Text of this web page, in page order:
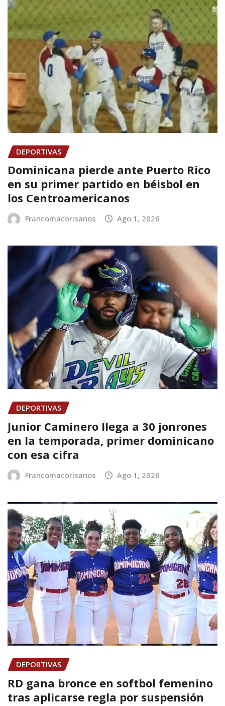
DEPORTIVAS
Dominicana pierde ante Puerto Rico
en su primer partido en béisbol en
los Centroamericanos
Francomacorisanos Ago 1, 2026
DEPORTIVAS
Junior Caminero llega a 30 jonrones
en la temporada, primer dominicano
con esa cifra
Francomacorisanos Ago 1, 2026
DEPORTIVAS
RD gana bronce en softbol femenino
tras aplicarse regla por suspensión